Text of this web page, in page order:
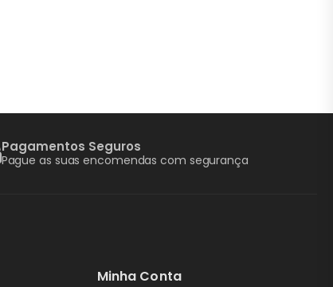
Pagamentos Seguros
Pague as suas encomendas com segurança
Minha Conta